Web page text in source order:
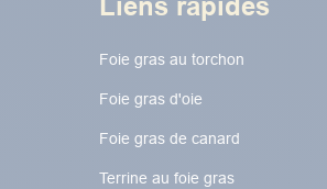
Foie gras au torchon​​​​
Foie gras d'oie
Foie gras de canard
Terrine au foie gras